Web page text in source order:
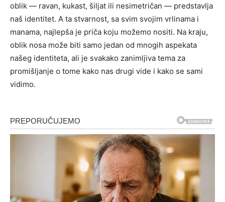
oblik — ravan, kukast, šiljat ili nesimetričan — predstavlja
naš identitet. A ta stvarnost, sa svim svojim vrlinama i
manama, najlepša je priča koju možemo nositi. Na kraju,
oblik nosa može biti samo jedan od mnogih aspekata
našeg identiteta, ali je svakako zanimljiva tema za
promišljanje o tome kako nas drugi vide i kako se sami
vidimo.